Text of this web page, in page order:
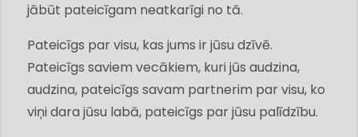
jābūt pateicīgam neatkarīgi no tā.
Pateicīgs par visu, kas jums ir jūsu dzīvē.
Pateicīgs saviem vecākiem, kuri jūs audzina,
audzina, pateicīgs savam partnerim par visu, ko
viņi dara jūsu labā, pateicīgs par jūsu palīdzību.